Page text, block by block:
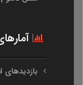
بازدیدهای